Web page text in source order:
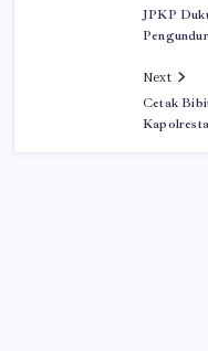
JPKP
Next
Cetak